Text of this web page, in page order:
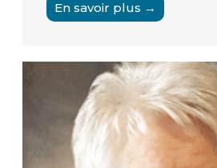
En savoir plus →